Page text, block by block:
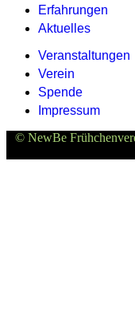
Erfahrungen
Aktuelles
Veranstaltungen
Verein
Spende
Impressum
© NewBe